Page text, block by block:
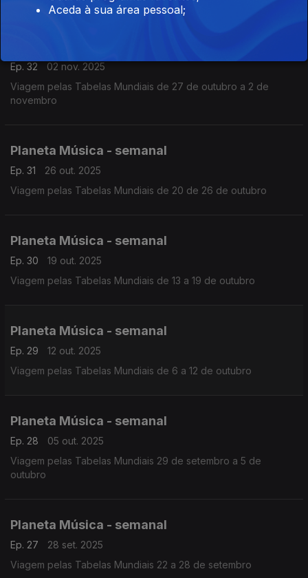
Ep. 32
02 nov. 2025
Viagem pelas Tabelas Mundiais de 27 de outubro a 2 de
novembro
Planeta Música - semanal
Ep. 31
26 out. 2025
Viagem pelas Tabelas Mundiais de 20 de 26 de outubro
Planeta Música - semanal
Ep. 30
19 out. 2025
Viagem pelas Tabelas Mundiais de 13 a 19 de outubro
Planeta Música - semanal
Ep. 29
12 out. 2025
Viagem pelas Tabelas Mundiais de 6 a 12 de outubro
Planeta Música - semanal
Ep. 28
05 out. 2025
Viagem pelas Tabelas Mundiais 29 de setembro a 5 de
outubro
Planeta Música - semanal
Ep. 27
28 set. 2025
Viagem pelas Tabelas Mundiais 22 a 28 de setembro
Aceda à sua área pessoal;